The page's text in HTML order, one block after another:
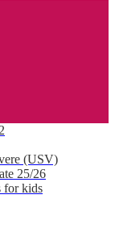
(USV)
25/26
for kids